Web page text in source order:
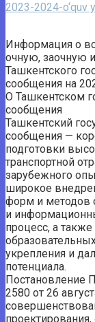
2023-2024-o‘quv
Информация о
очную, заочную
Ташкентского
сообщения на
О Ташкентском
сообщения
Ташкентский
сообщения —
подготовки
транспортной
зарубежного
широкое
форм и методов
и
процесс, а
укрепления и
потенциала.
Постановление
2580 от 26
проектирования,